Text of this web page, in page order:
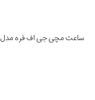
ساعت مچی جی اف فره مدل GFSS8161G